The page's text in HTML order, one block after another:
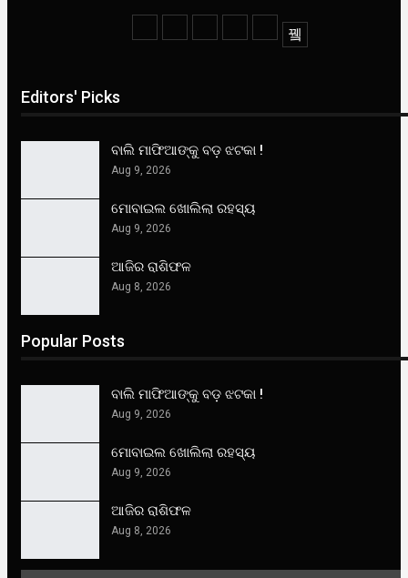
Editors' Picks
ବାଲି ମାଫିଆଙ୍କୁ ବଡ଼ ଝଟକା !
Aug 9, 2026
ମୋବାଇଲ ଖୋଲିଲା ରହସ୍ୟ
Aug 9, 2026
ଆଜିର ରାଶିଫଳ
Aug 8, 2026
Popular Posts
ବାଲି ମାଫିଆଙ୍କୁ ବଡ଼ ଝଟକା !
Aug 9, 2026
ମୋବାଇଲ ଖୋଲିଲା ରହସ୍ୟ
Aug 9, 2026
ଆଜିର ରାଶିଫଳ
Aug 8, 2026